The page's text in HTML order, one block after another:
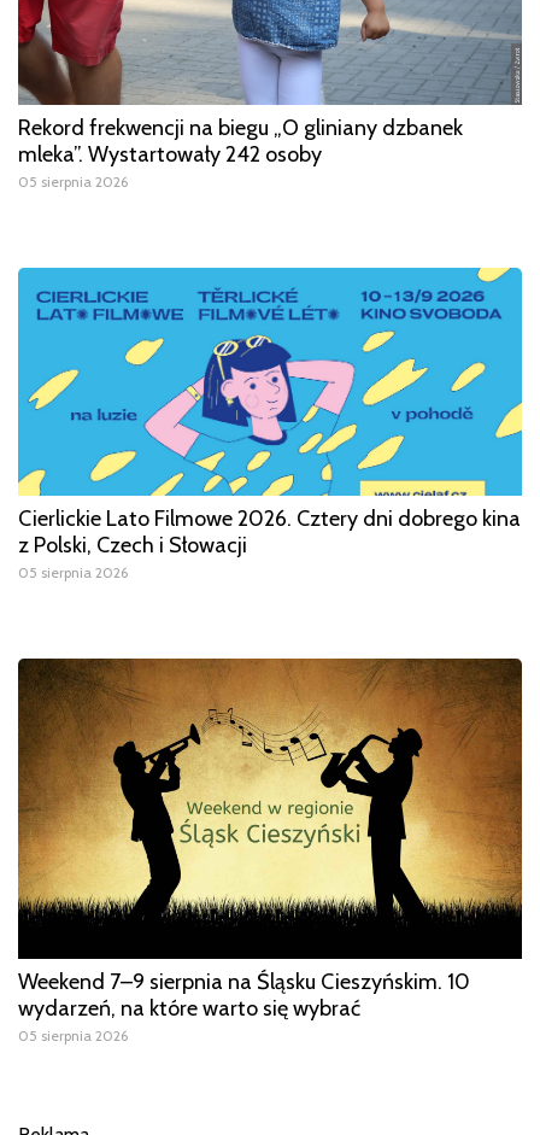
Rekord frekwencji na biegu „O gliniany dzbanek
mleka”. Wystartowały 242 osoby
05 sierpnia 2026
Cierlickie Lato Filmowe 2026. Cztery dni dobrego kina
z Polski, Czech i Słowacji
05 sierpnia 2026
Weekend 7–9 sierpnia na Śląsku Cieszyńskim. 10
wydarzeń, na które warto się wybrać
05 sierpnia 2026